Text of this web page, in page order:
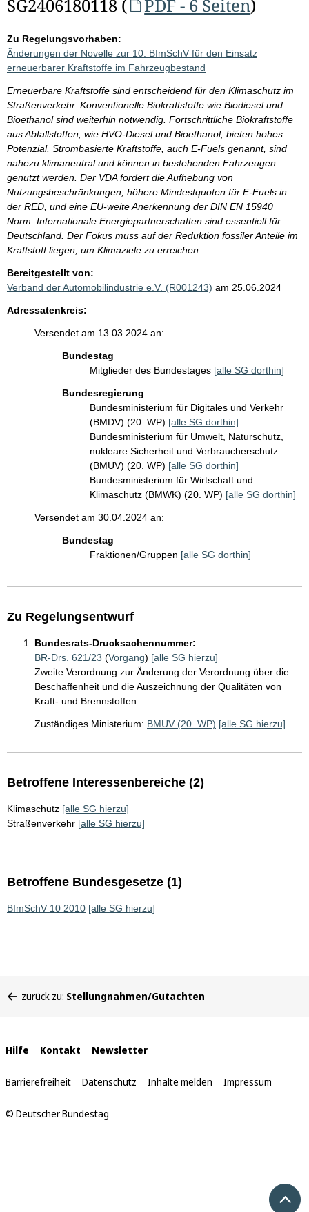
SG2406180118 (
PDF - 6 Seiten)
Zu Regelungsvorhaben:
Änderungen der Novelle zur 10. BImSchV für den Einsatz
erneuerbarer Kraftstoffe im Fahrzeugbestand
Erneuerbare Kraftstoffe sind entscheidend für den Klimaschutz im
Straßenverkehr. Konventionelle Biokraftstoffe wie Biodiesel und
Bioethanol sind weiterhin notwendig. Fortschrittliche Biokraftstoffe
aus Abfallstoffen, wie HVO-Diesel und Bioethanol, bieten hohes
Potenzial. Strombasierte Kraftstoffe, auch E-Fuels genannt, sind
nahezu klimaneutral und können in bestehenden Fahrzeugen
genutzt werden. Der VDA fordert die Aufhebung von
Nutzungsbeschränkungen, höhere Mindestquoten für E-Fuels in
der RED, und eine EU-weite Anerkennung der DIN EN 15940
Norm. Internationale Energiepartnerschaften sind essentiell für
Deutschland. Der Fokus muss auf der Reduktion fossiler Anteile im
Kraftstoff liegen, um Klimaziele zu erreichen.
Bereitgestellt von:
Verband der Automobilindustrie e.V. (R001243) am 25.06.2024
Adressatenkreis:
Versendet am 13.03.2024 an:
Bundestag
Mitglieder des Bundestages [alle SG dorthin]
Bundesregierung
Bundesministerium für Digitales und Verkehr
(BMDV) (20. WP) [alle SG dorthin]
Bundesministerium für Umwelt, Naturschutz,
nukleare Sicherheit und Verbraucherschutz
(BMUV) (20. WP) [alle SG dorthin]
Bundesministerium für Wirtschaft und
Klimaschutz (BMWK) (20. WP) [alle SG dorthin]
Versendet am 30.04.2024 an:
Bundestag
Fraktionen/Gruppen [alle SG dorthin]
Zu Regelungsentwurf
Bundesrats-Drucksachennummer:
BR-Drs. 621/23 (Vorgang) [alle SG hierzu]
Zweite Verordnung zur Änderung der Verordnung über die
Beschaffenheit und die Auszeichnung der Qualitäten von
Kraft- und Brennstoffen
Zuständiges Ministerium: BMUV (20. WP) [alle SG hierzu]
Betroffene Interessenbereiche (2)
Klimaschutz [alle SG hierzu]
Straßenverkehr [alle SG hierzu]
Betroffene Bundesgesetze (1)
BImSchV 10 2010 [alle SG hierzu]
befinden
zurück zu: Stellungnahmen/Gutachten
Interne
Links
Hilfe Kontakt Newsletter
Barrierefreiheit Datenschutz Inhalte melden Impressum
© Deutscher Bundestag